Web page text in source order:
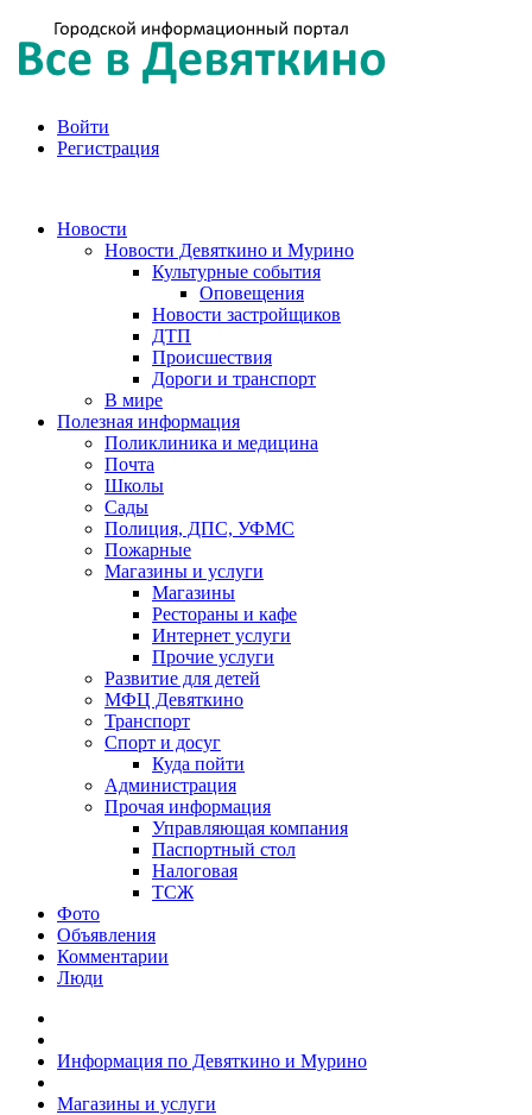
Войти
Регистрация
Новости
Новости Девяткино и Мурино
Культурные события
Оповещения
Новости застройщиков
ДТП
Происшествия
Дороги и транспорт
В мире
Полезная информация
Поликлиника и медицина
Почта
Школы
Сады
Полиция, ДПС, УФМС
Пожарные
Магазины и услуги
Магазины
Рестораны и кафе
Интернет услуги
Прочие услуги
Развитие для детей
МФЦ Девяткино
Транспорт
Спорт и досуг
Куда пойти
Администрация
Прочая информация
Управляющая компания
Паспортный стол
Налоговая
ТСЖ
Фото
Объявления
Комментарии
Люди
Информация по Девяткино и Мурино
Магазины и услуги